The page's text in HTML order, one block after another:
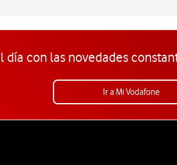
día con las novedades
Ir a Mi Vodafone